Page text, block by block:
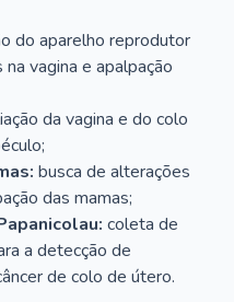
do aparelho reprodutor
vagina e apalpação
da vagina e do colo
busca de alterações
das mamas;
coleta de
a detecção de
de colo de útero.